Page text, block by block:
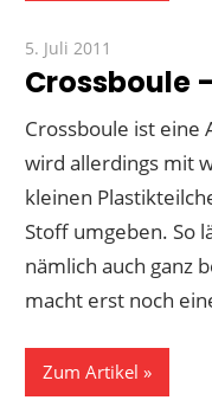
5. Juli 2011
Crossboule
Crossboule ist eine
wird allerdings mit
kleinen
Stoff umgeben. So
nämlich auch ganz
macht erst noch
Zum Artikel